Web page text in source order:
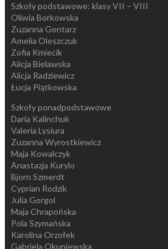
Szkoły podstawowe: klasy VII – VIII
Oliwia Borkowska
Zuzanna Gontarz
Amelia Oleszczuk
Zofia Kmiecik
Alicja Bielawska
Alicja Radziewicz
Łucja Piątkowska
Szkoły ponadpodstawowe
Daria Kalinchuk
Valeria Lysiura
Zuzanna Wyrostkiewicz
Maja Kowalczyk
Anastazja Kurylo
Bjorn Szmerdt
Cyprian Rodzik
Julia Gorgol
Maja Chrapońska
Pola Szymańska
Karolina Orzołek
Gabriela Okuniewska